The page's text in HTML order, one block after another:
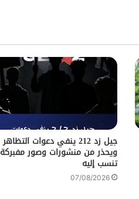
جيل زد 212 ينفي دعوات التظاهر
ويحذر من منشورات وصور مفبركة
تنسب إليه
07/08/2026